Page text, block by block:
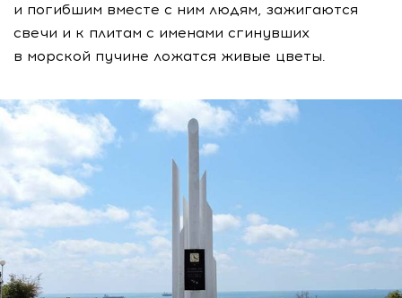
и погибшим вместе с ним людям, зажигаются
свечи и к плитам с именами сгинувших
в морской пучине ложатся живые цветы.